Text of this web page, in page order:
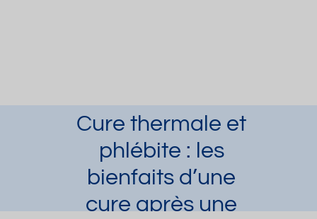
Cure thermale et
phlébite : les
bienfaits d’une
cure après une